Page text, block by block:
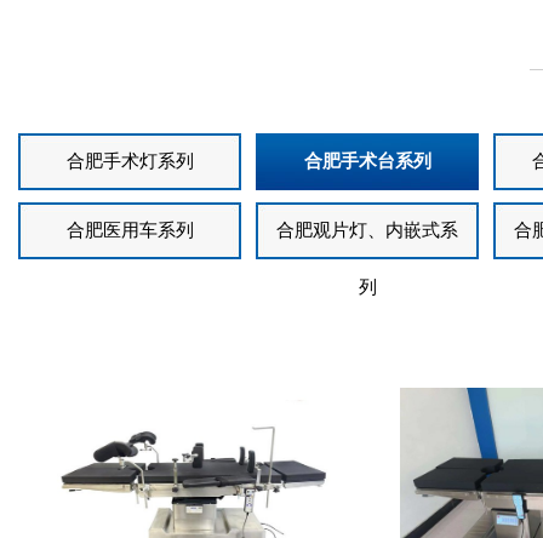
合肥手术灯系列 合肥手术台系列
合肥医用车系列 合肥观片灯、内嵌式系
列
合